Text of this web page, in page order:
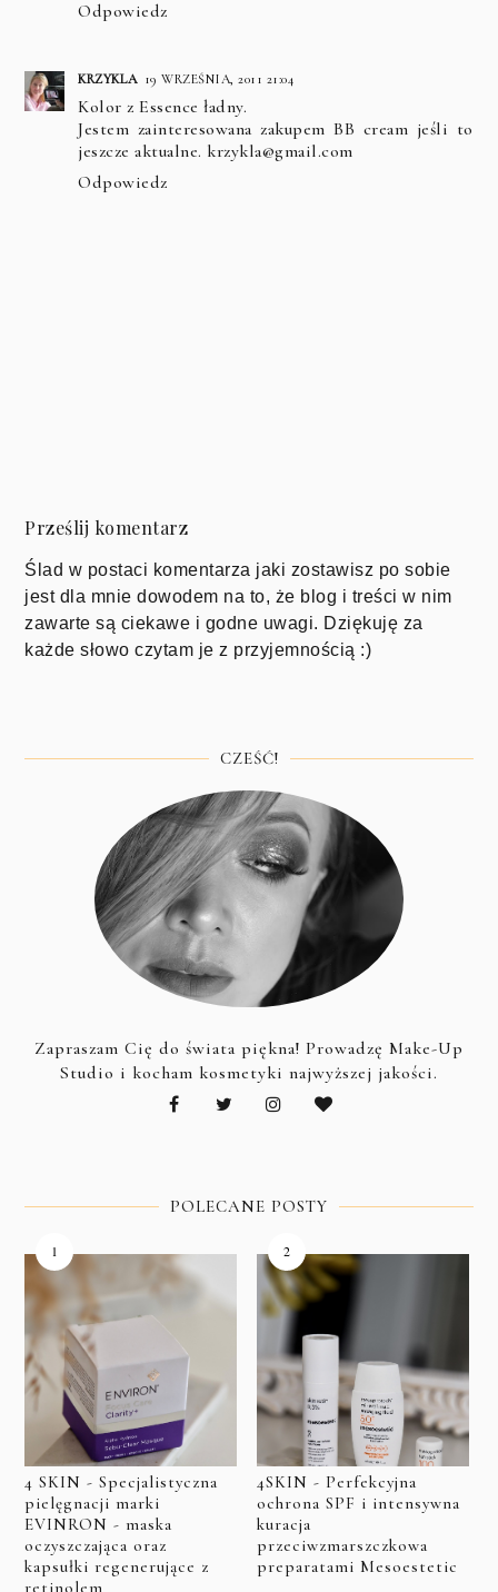
Odpowiedz
KRZYKLA 19 WRZEŚNIA, 2011 21:04
Kolor z Essence ładny.
Jestem zainteresowana zakupem BB cream jeśli to
jeszcze aktualne. krzykla@gmail.com
Odpowiedz
Prześlij komentarz
Ślad w postaci komentarza jaki zostawisz po sobie
jest dla mnie dowodem na to, że blog i treści w nim
zawarte są ciekawe i godne uwagi. Dziękuję za
każde słowo czytam je z przyjemnością :)
CZEŚĆ!
Zapraszam Cię do świata piękna! Prowadzę Make-Up
Studio i kocham kosmetyki najwyższej jakości.
POLECANE POSTY
4 SKIN - Specjalistyczna
pielęgnacji marki
EVINRON - maska
oczyszczająca oraz
kapsułki regenerujące z
retinolem
4SKIN - Perfekcyjna
ochrona SPF i intensywna
kuracja
przeciwzmarszczkowa
preparatami Mesoestetic